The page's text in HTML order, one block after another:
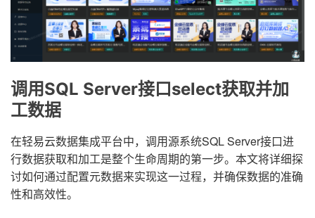
调用SQL Server接口select获取并加
工数据
在轻易云数据集成平台中，调用源系统SQL Server接口进
行数据获取和加工是整个生命周期的第一步。本文将详细探
讨如何通过配置元数据来实现这一过程，并确保数据的准确
性和高效性。